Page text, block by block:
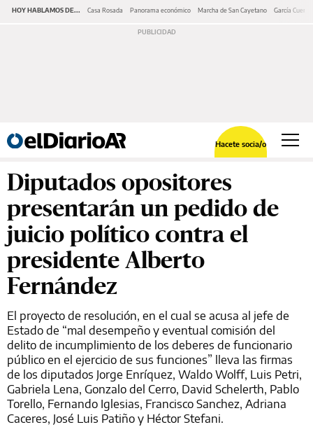
HOY HABLAMOS DE... Casa Rosada Panorama económico Marcha de San Cayetano García Cuerva
Hacete socia/o
Diputados opositores
presentarán un pedido de
juicio político contra el
presidente Alberto
Fernández
El proyecto de resolución, en el cual se acusa al jefe de
Estado de “mal desempeño y eventual comisión del
delito de incumplimiento de los deberes de funcionario
público en el ejercicio de sus funciones” lleva las firmas
de los diputados Jorge Enríquez, Waldo Wolff, Luis Petri,
Gabriela Lena, Gonzalo del Cerro, David Schelerth, Pablo
Torello, Fernando Iglesias, Francisco Sanchez, Adriana
Caceres, José Luis Patiño y Héctor Stefani.